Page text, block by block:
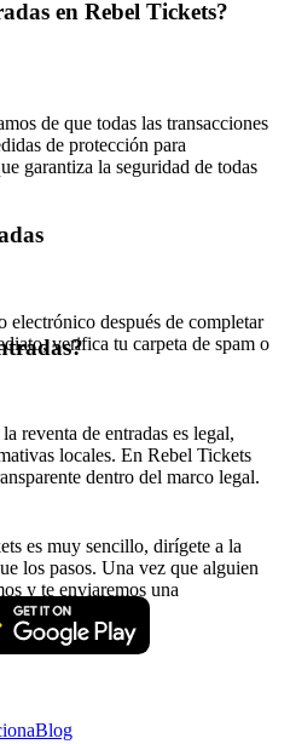
en Rebel Tickets?
de que todas las transacciones
de protección para
garantiza la seguridad de todas
electrónico después de completar
verifica tu carpeta de spam o
reventa de entradas es legal,
locales. En Rebel Tickets
dentro del marco legal.
es muy sencillo, dirígete a la
los pasos. Una vez que alguien
y te enviaremos una
al pago.
Blog